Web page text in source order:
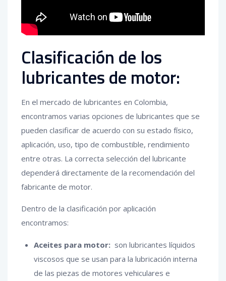
Clasificación de los
lubricantes de motor:
En el mercado de lubricantes en Colombia,
encontramos varias opciones de lubricantes que se
pueden clasificar de acuerdo con su estado físico,
aplicación, uso, tipo de combustible, rendimiento
entre otras. La correcta selección del lubricante
dependerá directamente de la recomendación del
fabricante de motor.
Dentro de la clasificación por aplicación
encontramos:
Aceites para motor: son lubricantes líquidos
viscosos que se usan para la lubricación interna
de las piezas de motores vehiculares e